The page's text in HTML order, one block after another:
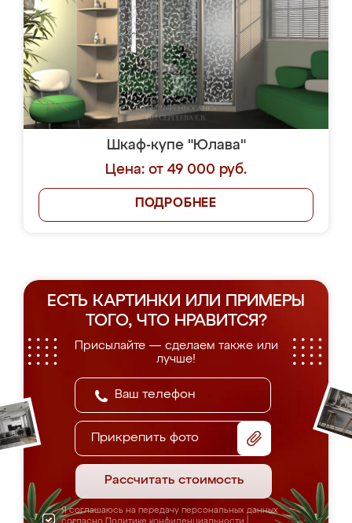
Шкаф-купе "Юлава"
Цена: от 49 000 руб.
ПОДРОБНЕЕ
ЕСТЬ КАРТИНКИ ИЛИ ПРИМЕРЫ
ТОГО, ЧТО НРАВИТСЯ?
Присылайте — сделаем также или
лучше!
Прикрепить фото
Рассчитать стоимость
Я соглашаюсь на передачу персональных данных
согласно Политике конфиденциальности